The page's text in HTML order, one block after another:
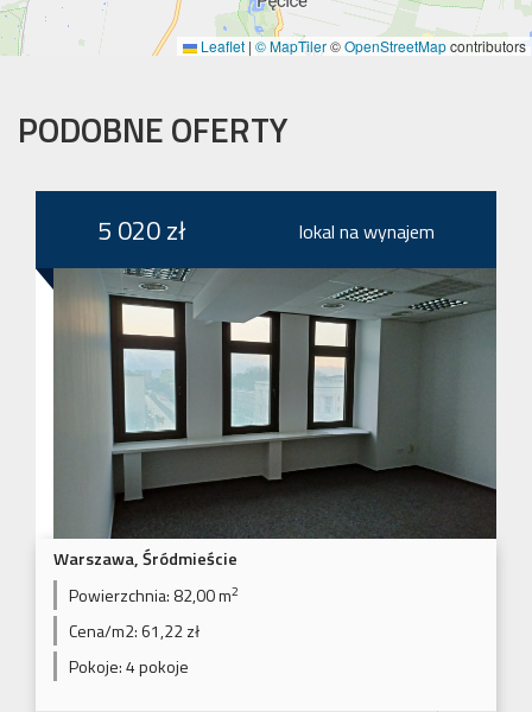
Leaflet | © MapTiler©OpenStreetMapcontributors
PODOBNE OFERTY
5 020 zł lokal na wynajem
Warszawa, Śródmieście
Powierzchnia: 82,00 m2
Cena/m2:61,22 zł
Pokoje:4 pokoje